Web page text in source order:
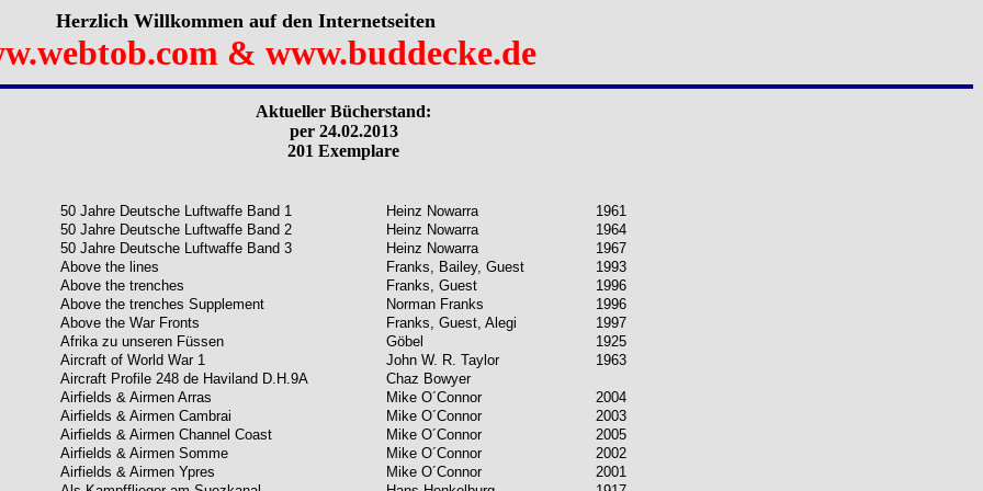
Herzlich Willkommen auf den Internetseiten
& www.buddecke.de
Aktueller Bücherstand:
per 24.02.2013
201 Exemplare
50 Jahre Deutsche Luftwaffe Band 1 Heinz Nowarra
1961
50 Jahre Deutsche Luftwaffe Band 2
Heinz Nowarra
1964
50 Jahre Deutsche Luftwaffe Band 3
Heinz Nowarra
1967
Above the lines
Franks, Bailey, Guest
1993
Above the trenches
Franks, Guest
1996
Above the trenches Supplement
Norman Franks
1996
Above the War Fronts
Franks, Guest, Alegi
1997
Afrika zu unseren Füssen
Göbel
1925
Aircraft of World War 1
John W. R. Taylor
1963
Aircraft Profile 248 de Haviland D.H.9A
Chaz Bowyer
Airfields & Airmen Arras
Mike O´Connor
2004
Airfields & Airmen Cambrai
Mike O´Connor
2003
Airfields & Airmen Channel Coast
Mike O´Connor
2005
Airfields & Airmen Somme
Mike O´Connor
2002
Airfields & Airmen Ypres
Mike O´Connor
2001